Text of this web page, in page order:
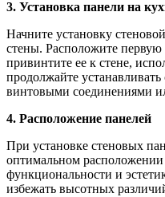
3. Установка панели на
Начните установку
стены. Расположите первую
привинтите ее к стене,
продолжайте
винтовыми соединениями
4. Расположение панелей
При установке стеновых
оптимальном расположении
функциональности и
избежать высотных